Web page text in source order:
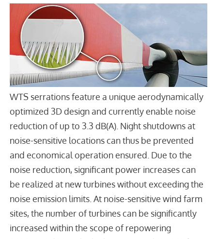
WTS serrations feature a unique aerodynamically
optimized 3D design and currently enable noise
reduction of up to 3.3 dB(A). Night shutdowns at
noise-sensitive locations can thus be prevented
and economical operation ensured. Due to the
noise reduction, significant power increases can
be realized at new turbines without exceeding the
noise emission limits. At noise-sensitive wind farm
sites, the number of turbines can be significantly
increased within the scope of repowering